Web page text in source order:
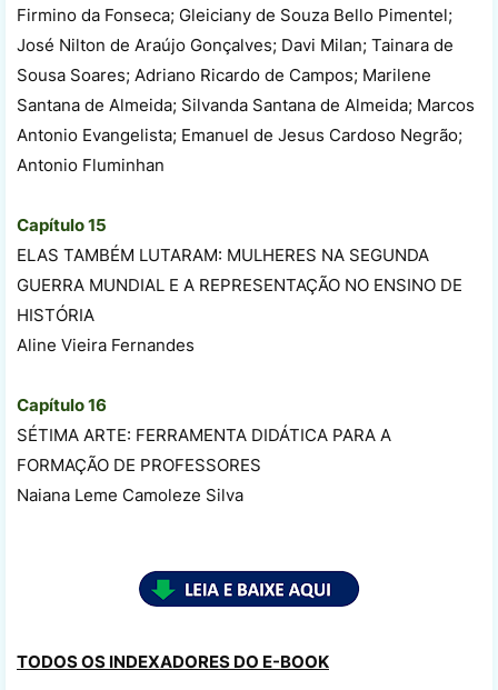
Firmino da Fonseca; Gleiciany de Souza Bello Pimentel;
José Nilton de Araújo Gonçalves; Davi Milan; Tainara de
Sousa Soares; Adriano Ricardo de Campos; Marilene
Santana de Almeida; Silvanda Santana de Almeida; Marcos
Antonio Evangelista; Emanuel de Jesus Cardoso Negrão;
Antonio Fluminhan
Capítulo 15
ELAS TAMBÉM LUTARAM: MULHERES NA SEGUNDA
GUERRA MUNDIAL E A REPRESENTAÇÃO NO ENSINO DE
HISTÓRIA
Aline Vieira Fernandes
Capítulo 16
SÉTIMA ARTE: FERRAMENTA DIDÁTICA PARA A
FORMAÇÃO DE PROFESSORES
Naiana Leme Camoleze Silva
TODOS OS INDEXADORES DO E-BOOK